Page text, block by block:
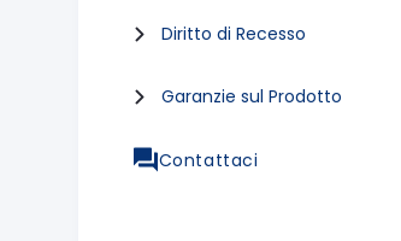
Diritto di Recesso
Garanzie sul Prodotto
Contattaci